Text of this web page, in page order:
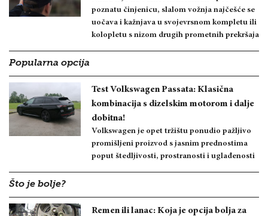
poznatu činjenicu, slalom vožnja najčešće se
uočava i kažnjava u svojevrsnom kompletu ili
kolopletu s nizom drugih prometnih prekršaja
Popularna opcija
Test Volkswagen Passata: Klasična
kombinacija s dizelskim motorom i dalje
dobitna!
Volkswagen je opet tržištu ponudio pažljivo
promišljeni proizvod s jasnim prednostima
poput štedljivosti, prostranosti i uglađenosti
Što je bolje?
Remen ili lanac: Koja je opcija bolja za